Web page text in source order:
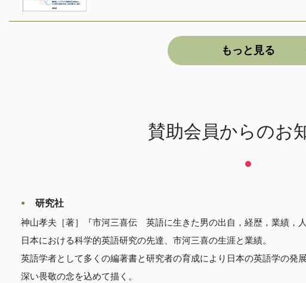
もっと見る
賛助会員からのお
研究社
神山孝夫［著］『市河三喜伝 英語に生きた男の出自，経歴，業績，人
日本における科学的英語研究の先達、市河三喜の生涯と業績。
英語学者として多くの編著書と研究者の育成により日本の英語学の発
深い畏敬の念を込めて描く。